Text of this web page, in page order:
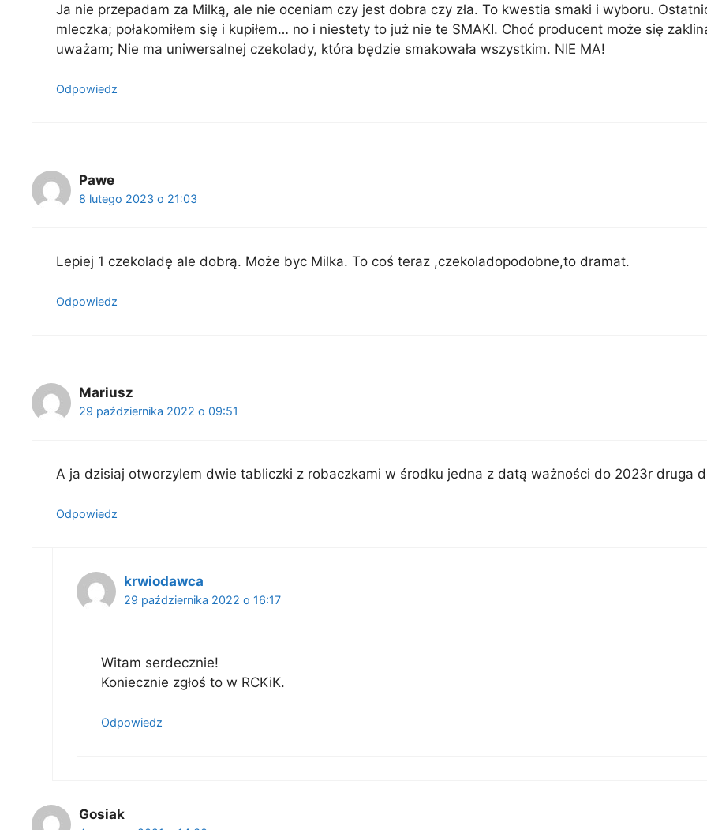
Ja nie przepadam za Milką, ale nie oceniam czy jest dobra czy zła. To kwestia smaki i wyboru.
mleczka; połakomiłem się i kupiłem… no i niestety to już nie te SMAKI. Choć producent może się
uważam; Nie ma uniwersalnej czekolady, która będzie smakowała wszystkim. NIE MA!
Odpowiedz
Pawe
8 lutego 2023 o 21:03
Lepiej 1 czekoladę ale dobrą. Może byc Milka. To coś teraz ,czekoladopodobne,to dramat.
Odpowiedz
Mariusz
29 października 2022 o 09:51
A ja dzisiaj otworzylem dwie tabliczki z robaczkami w środku jedna z datą ważności do 2023r druga
Odpowiedz
krwiodawca
29 października 2022 o 16:17
Witam serdecznie!
Koniecznie zgłoś to w RCKiK.
Odpowiedz
Gosiak